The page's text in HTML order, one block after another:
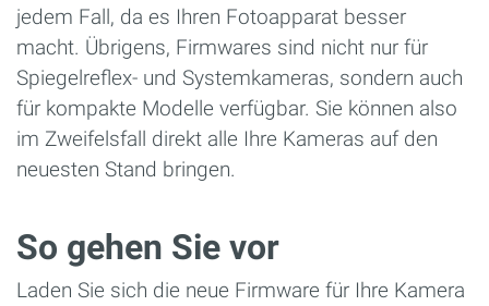
jedem Fall, da es Ihren Fotoapparat besser
macht. Übrigens, Firmwares sind nicht nur für
Spiegelreflex- und Systemkameras, sondern auch
für kompakte Modelle verfügbar. Sie können also
im Zweifelsfall direkt alle Ihre Kameras auf den
neuesten Stand bringen.
So gehen Sie vor
Laden Sie sich die neue Firmware für Ihre Kamera